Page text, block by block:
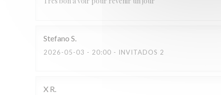
Stefano S
2026-05-03 - 20:00 - INVITADOS 2
X R